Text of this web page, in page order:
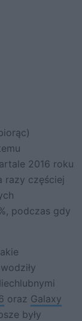
2016 roku
razy częściej
podczas gdy
oraz Galaxy
były